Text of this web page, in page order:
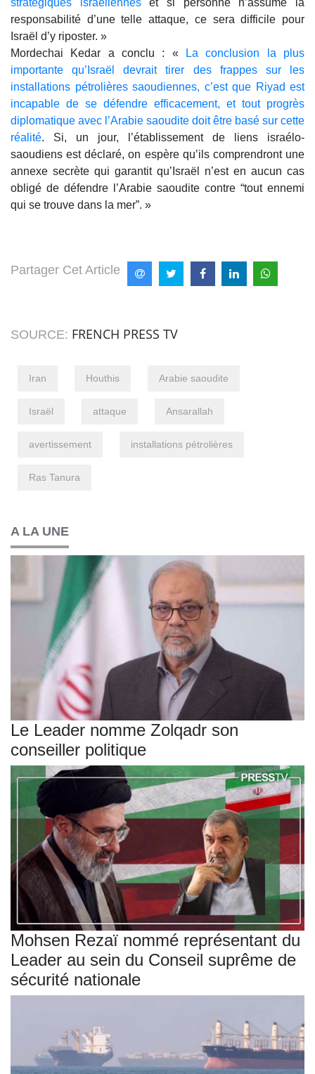
stratégiques israélienneset si personne n’assume la
responsabilité d’une telle attaque, ce sera difficile pour
Israël d’y riposter. »
Mordechai Kedar a conclu : «
La conclusion la plus
importante qu’Israël devrait tirer des frappes sur les
installations pétrolières saoudiennes, c’est que Riyad est
incapable de se défendre efficacement, et tout progrès
diplomatique avec l’Arabie saoudite doit être basé sur cette
réalité. Si, un jour, l’établissement de liens israélo-
saoudiens est déclaré, on espère qu’ils comprendront une
annexe secrète qui garantit qu’Israël n’est en aucun cas
obligé de défendre l’Arabie saoudite contre “tout ennemi
qui se trouve dans la mer”. »
Partager Cet Article
SOURCE: FRENCH PRESS TV
Iran Houthis Arabie saoudite
Israël attaque Ansarallah
avertissement installations pétrolières
Ras Tanura
A LA UNE
Le Leader nomme Zolqadr son
conseiller politique
Mohsen Rezaï nommé représentant du
Leader au sein du Conseil suprême de
sécurité nationale